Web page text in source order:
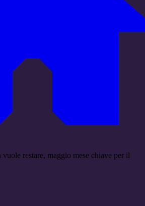
restare, maggio mese chiave per il